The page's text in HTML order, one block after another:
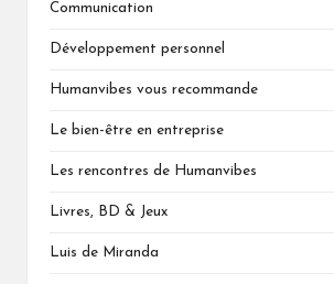
Communication
Développement personnel
Humanvibes vous recommande
Le bien-être en entreprise
Les rencontres de Humanvibes
Livres, BD & Jeux
Luis de Miranda